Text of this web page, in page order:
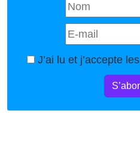
J’ai lu et j’accepte les